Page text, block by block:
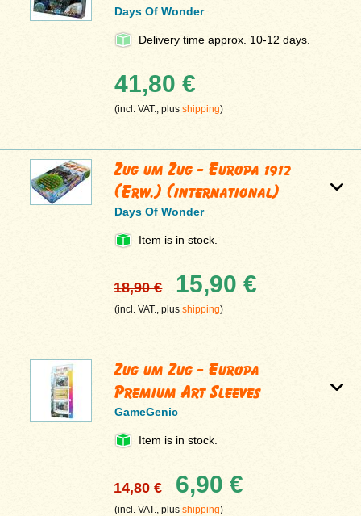
Days Of Wonder
Delivery time approx. 10-12 days.
41,80 €
(incl. VAT., plusshipping)
Zug um Zug - Europa 1912
(Erw.) (international)
Days Of Wonder
Item is in stock.
18,90 € 15,90 €
(incl. VAT., plusshipping)
Zug um Zug - Europa
Premium Art Sleeves
GameGenic
Item is in stock.
14,80 € 6,90 €
(incl. VAT., plusshipping)